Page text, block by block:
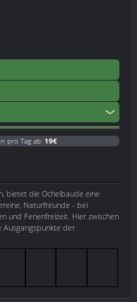
pro Tag ab: 19€
bietet die Ochelbaude eine
Naturfreunde - bei
und Ferienfreizeit. Hier zwischen
Ausgangspunkte der